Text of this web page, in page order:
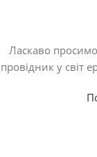
Ласкаво
провідник у світ